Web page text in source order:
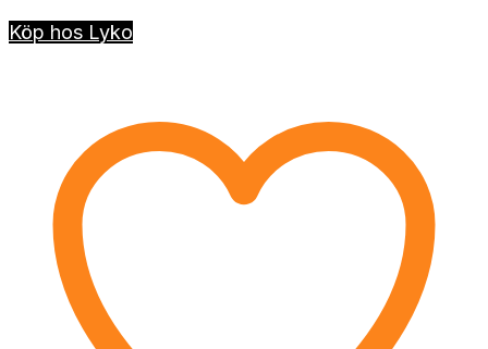
Köp hos Lyko